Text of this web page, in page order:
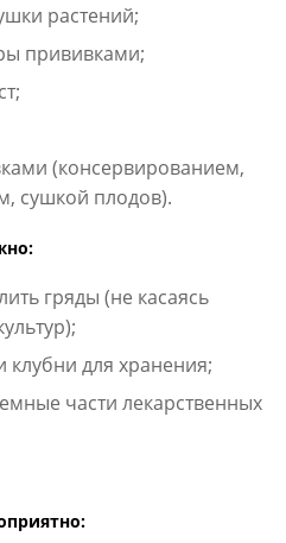
растений;
прививками;
(консервированием,
сушкой плодов).
гряды (не касаясь
клубни для хранения;
части лекарственных